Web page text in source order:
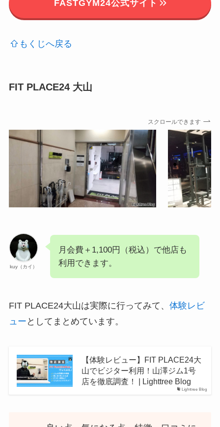
FASTGYM24公式サイト
もくじへ戻る
FIT PLACE24 大山
スクロールできます
kuy（カイ）
月会費＋1,100円（税込）で他店も
利用できます。
FIT PLACE24大山は実際に行ってみて、 体験レビ
ュー としてまとめています。
Lighttree Blog
【体験レビュー】FIT PLACE24大
山でビジター利用！山澤ジム1号
店を徹底調査！ | Lighttree Blog